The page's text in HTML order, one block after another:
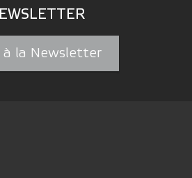
à la Newsletter